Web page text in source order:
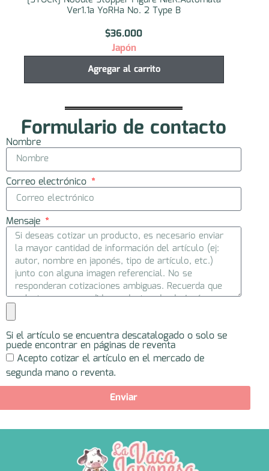
Ver1.1a YoRHa No. 2 Type B
$36.000
Japón
Agregar al carrito
Formulario de contacto
Nombre
Correo electrónico
Mensaje
Si el artículo se encuentra descatalogado o solo se
puede encontrar en páginas de reventa
Acepto cotizar el artículo en el mercado de
segunda mano o reventa.
Enviar